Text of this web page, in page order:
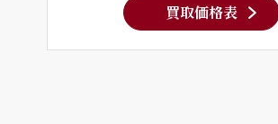
買取価格表